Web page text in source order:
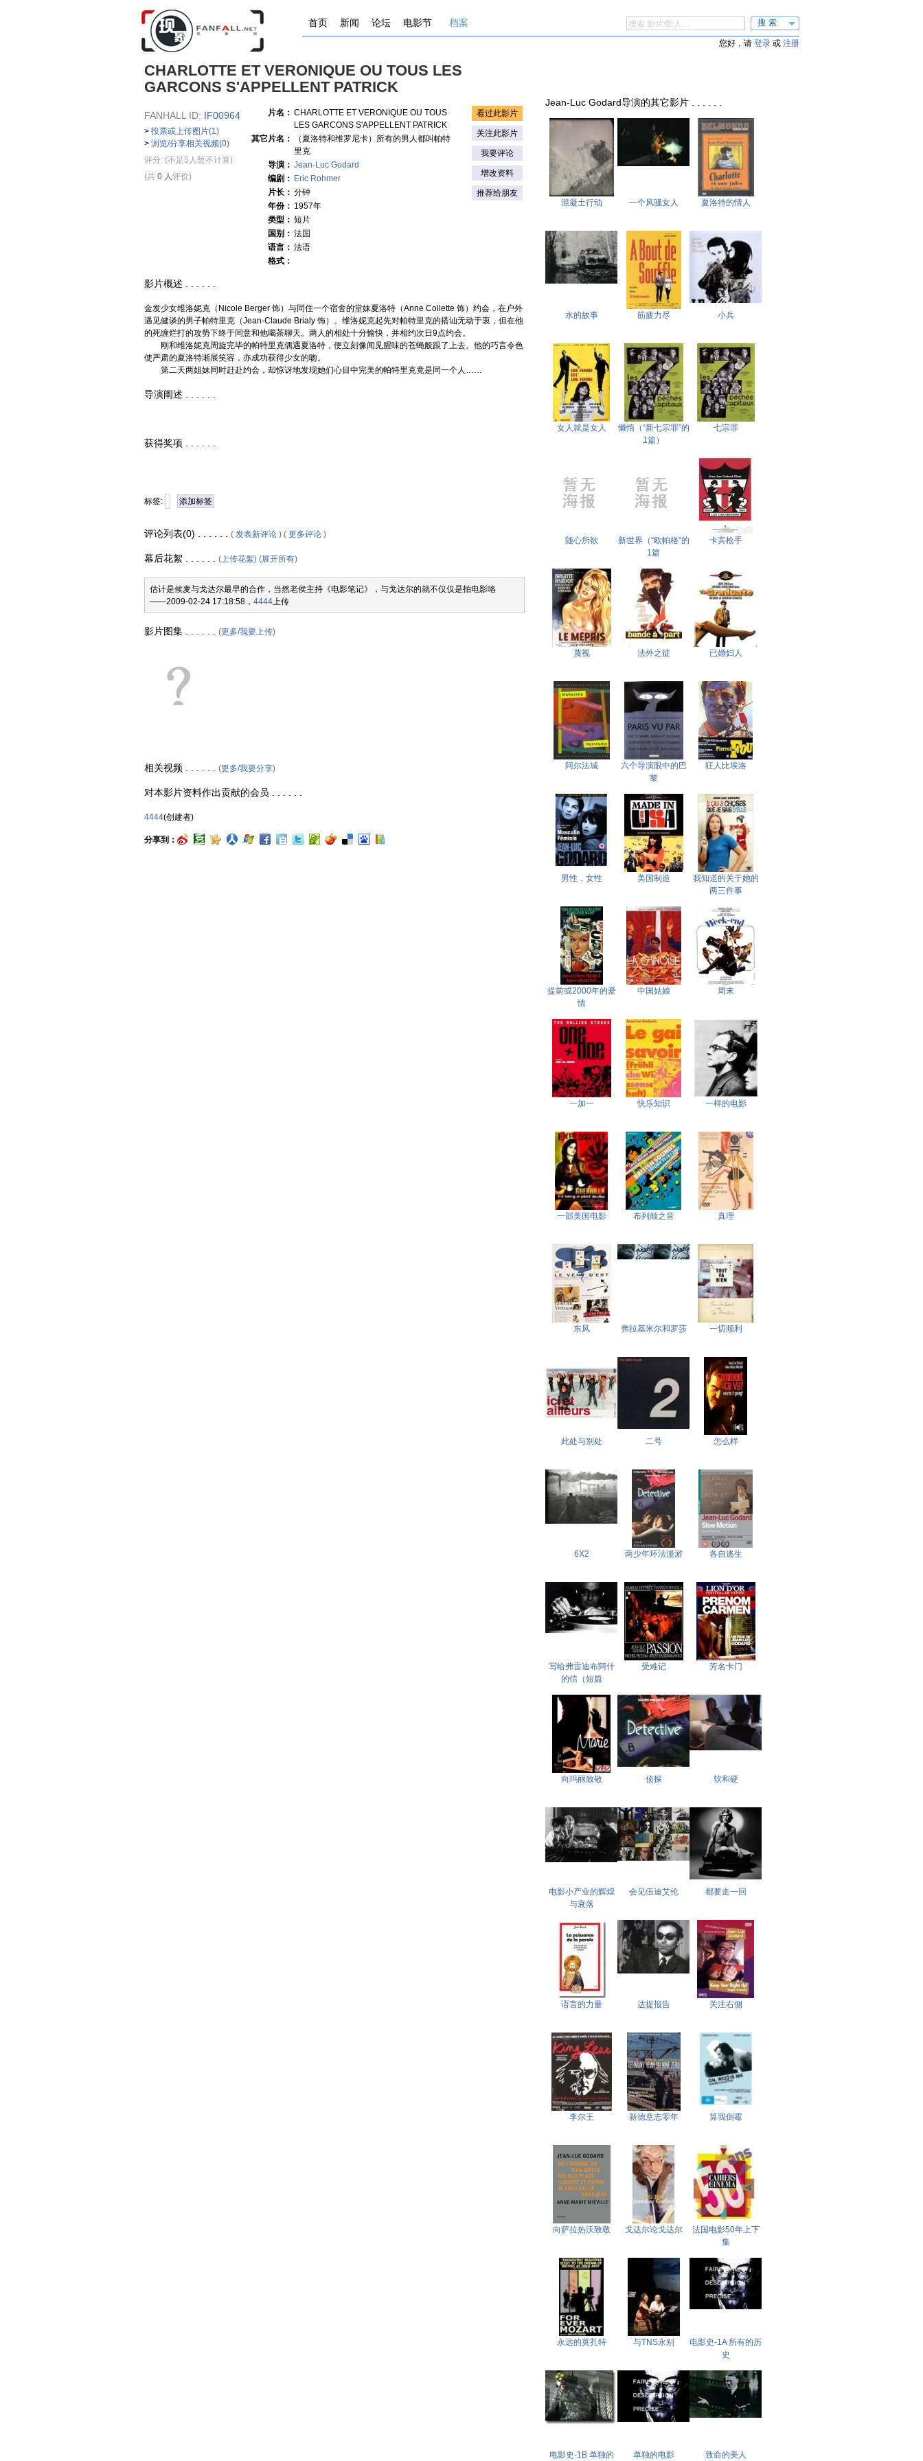
首页 新闻 论坛 电影节 档案 搜索
您好，请 登录 或 注册
CHARLOTTE ET VERONIQUE OU TOUS LES
GARCONS S'APPELLENT PATRICK
FANHALL ID: IF00964
> 投票或上传图片(1)
> 浏览/分享相关视频(0)
评分: (不足5人暂不计算)
(共 0 人评价)
片名： CHARLOTTE ET VERONIQUE OU TOUS
LES GARCONS S'APPELLENT PATRICK
其它片名：
（夏洛特和维罗尼卡）所有的男人都叫帕特
里克
导演： Jean-Luc Godard
编剧： Eric Rohmer
片长： 分钟
年份： 1957年
类型： 短片
国别： 法国
语言： 法语
格式：
看过此影片
关注此影片
我要评论
增改资料
推荐给朋友
影片概述 . . . . . .
金发少女维洛妮克（Nicole Berger 饰）与同住一个宿舍的堂妹夏洛特（Anne Collette 饰）约会，在户外
遇见健谈的男子帕特里克（Jean-Claude Brialy 饰）。维洛妮克起先对帕特里克的搭讪无动于衷，但在他
的死缠烂打的攻势下终于同意和他喝茶聊天。两人的相处十分愉快，并相约次日9点约会。
刚和维洛妮克周旋完毕的帕特里克偶遇夏洛特，便立刻像闻见腥味的苍蝇般跟了上去。他的巧言令色
使严肃的夏洛特渐展笑容，亦成功获得少女的吻。
第二天两姐妹同时赶赴约会，却惊讶地发现她们心目中完美的帕特里克竟是同一个人……
导演阐述 . . . . . .
获得奖项 . . . . . .
标签: 添加标签
评论列表(0) . . . . . . ( 发表新评论 ) ( 更多评论 )
幕后花絮 . . . . . . (上传花絮) (展开所有)
估计是候麦与戈达尔最早的合作，当然老侯主持《电影笔记》，与戈达尔的就不仅仅是拍电影咯
——2009-02-24 17:18:58， 4444上传
影片图集 . . . . . . (更多/我要上传)
相关视频 . . . . . . (更多/我要分享)
对本影片资料作出贡献的会员 . . . . . .
4444(创建者)
分享到：
Jean-Luc Godard导演的其它影片 . . . . . .
混凝土行动 一个风骚女人 夏洛特的情人
水的故事 筋疲力尽 小兵
女人就是女人
懒惰（“新七宗罪”的
1篇）
七宗罪
随心所欲
新世界（“欧帕格”的
1篇
卡宾枪手
蔑视 法外之徒 已婚妇人
阿尔法城
六个导演眼中的巴
黎
狂人比埃洛
男性，女性 美国制造
我知道的关于她的
两三件事
提前或2000年的爱
情
中国姑娘 周末
一加一 快乐知识 一样的电影
一部美国电影 布列颠之音 真理
东风 弗拉基米尔和罗莎 一切顺利
此处与别处 二号 怎么样
6X2 两少年环法漫游 各自逃生
写给弗雷迪布阿什
的信（短篇
受难记 芳名卡门
向玛丽致敬 侦探 软和硬
电影小产业的辉煌
与衰落
会见伍迪艾伦 都要走一回
语言的力量 达提报告 关注右侧
李尔王 新德意志零年 算我倒霉
向萨拉热沃致敬 戈达尔论戈达尔
法国电影50年上下
集
永远的莫扎特 与TNS永别
电影史-1A 所有的历
史
电影史-1B 单独的 单独的电影 致命的美人